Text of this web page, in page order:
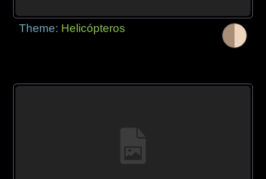
Theme: Helicópteros